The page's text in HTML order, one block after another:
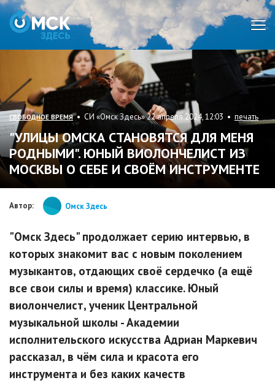
СВОБОДНОЕ ВРЕМЯ• СИ «Омск Здесь» 22 апреля 2024, 12:03 • печать
"УЛИЦЫ ОМСКА СТАНОВЯТСЯ ДЛЯ МЕНЯ
РОДНЫМИ". ЮНЫЙ ВИОЛОНЧЕЛИСТ ИЗ
МОСКВЫ О СЕБЕ И СВОЁМ ИНСТРУМЕНТЕ
Автор: Омск Здесь
"Омск Здесь" продолжает серию интервью, в
которых знакомит вас с новым поколением
музыкантов, отдающих своё сердечко (а ещё
все свои силы и время) классике. Юный
виолончелист, ученик Центральной
музыкальной школы - Академии
исполнительского искусства Адриан Маркевич
рассказал, в чём сила и красота его
инструмента и без каких качеств